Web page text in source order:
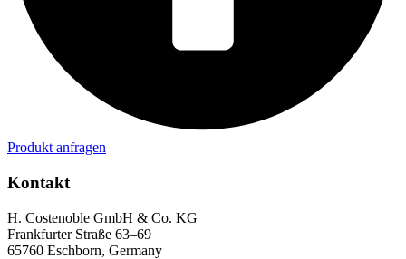
Produkt anfragen
Kontakt
H. Costenoble GmbH & Co. KG
Frankfurter Straße 63–69
65760 Eschborn, Germany